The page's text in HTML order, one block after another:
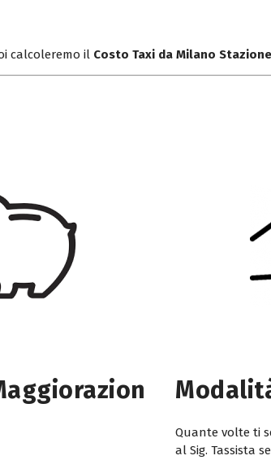
calcoleremo il Costo Taxi da Milano
Quante volte ti
al Sig. Tassista